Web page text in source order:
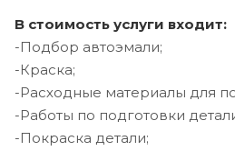
В стоимость услуги входит:
-Подбор автоэмали;
-Краска;
-Расходные материалы для
-Работы по подготовки
-Покраска детали;